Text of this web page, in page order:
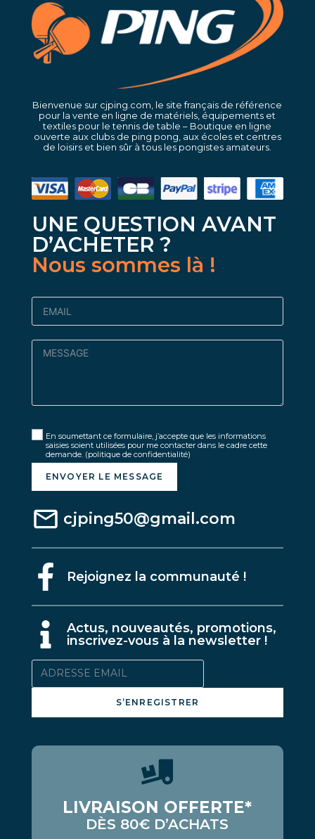
Bienvenue sur cjping.com, le site français de référence
pour la vente en ligne de matériels, équipements et
textiles pour le tennis de table – Boutique en ligne
ouverte aux clubs de ping pong, aux écoles et centres
de loisirs et bien sûr à tous les pongistes amateurs.
UNE QUESTION AVANT
D’ACHETER ?
Nous sommes là !
En soumettant ce formulaire, j’accepte que les informations
saisies soient utilisées pour me contacter dans le cadre cette
demande. (politique de confidentialité)
ENVOYER LE MESSAGE
cjping50@gmail.com
Rejoignez la communauté !
Actus, nouveautés, promotions,
inscrivez-vous à la newsletter !
S’ENREGISTRER
LIVRAISON OFFERTE*
DÈS 80€ D’ACHATS